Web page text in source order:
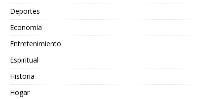
Deportes
Economía
Entretenimiento
Espiritual
Historia
Hogar